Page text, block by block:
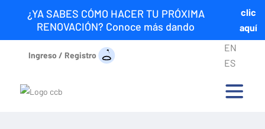
¿YA SABES CÓMO HACER TU PRÓXIMA
RENOVACIÓN? Conoce más dando
clic
aquí
Ingreso / Registro
EN
ES